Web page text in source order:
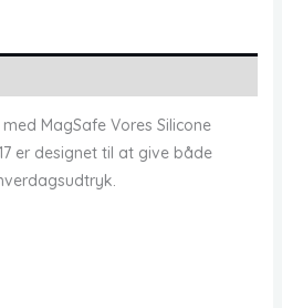
MagSafe Vores Silicone
er designet til at give både